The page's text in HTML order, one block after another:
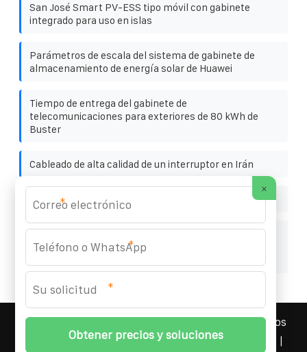
San José Smart PV-ESS tipo móvil con gabinete
integrado para uso en islas
Parámetros de escala del sistema de gabinete de
almacenamiento de energía solar de Huawei
Tiempo de entrega del gabinete de
telecomunicaciones para exteriores de 80 kWh de
Buster
Cableado de alta calidad de un interruptor en Irán
Comunicación entre batería e inversor
sistemas fotovoltaicos y de ahorro de energía para la
YOUFOTO INDUSTRIAL SOLAR
2026 Todos los
derechos reservados. | Teléfono:+34 91 527 43 18
×
*
*
*